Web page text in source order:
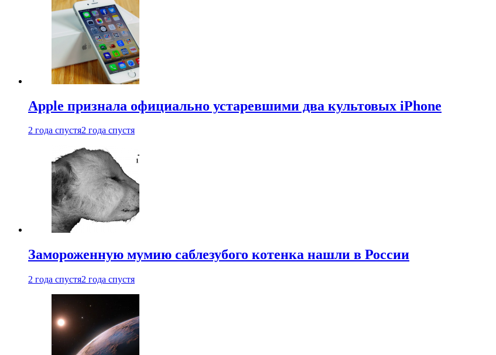
Apple признала официально устаревшими два культовых iPhone
2 года спустя2 года спустя
Замороженную мумию саблезубого котенка нашли в России
2 года спустя2 года спустя